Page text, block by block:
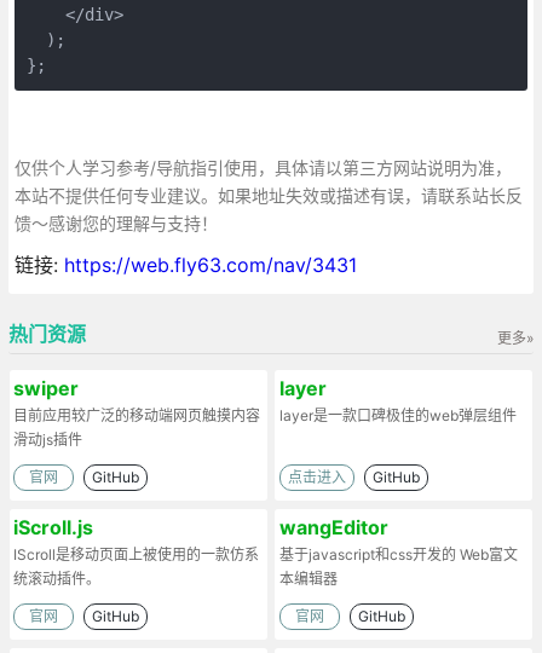
    </div>
  );
};
仅供个人学习参考/导航指引使用，具体请以第三方网站说明为准，
本站不提供任何专业建议。如果地址失效或描述有误，请联系站长反
馈～感谢您的理解与支持！
链接: https://web.fly63.com/nav/3431
更多»
热门资源
swiper
目前应用较广泛的移动端网页触摸内容
滑动js插件
官网 GitHub
layer
layer是一款口碑极佳的web弹层组件
点击进入 GitHub
iScroll.js
IScroll是移动页面上被使用的一款仿系
统滚动插件。
官网 GitHub
wangEditor
基于javascript和css开发的 Web富文
本编辑器
官网 GitHub